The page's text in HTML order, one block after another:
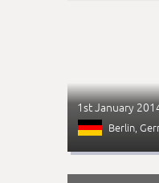
1st January
Berlin,